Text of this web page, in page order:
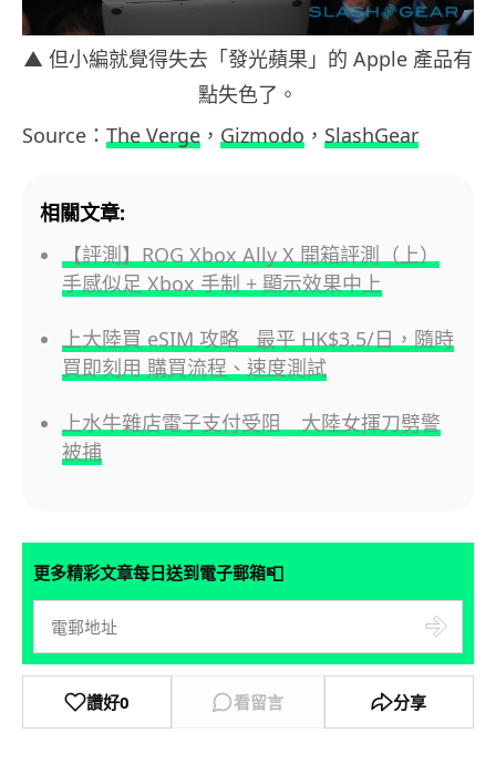
▲ 但小編就覺得失去「發光蘋果」的 Apple 產品有
點失色了。
Source： The Verge ， Gizmodo ， SlashGear
相關文章:
【評測】ROG Xbox Ally X 開箱評測（上）
手感似足 Xbox 手制 + 顯示效果中上
上大陸買 eSIM 攻略 最平 HK$3.5/日，隨時
買即刻用 購買流程、速度測試
上水牛雜店電子支付受阻 大陸女揮刀劈警
被捕
更多精彩文章每日送到電子郵箱📮
讚好0 看留言 分享